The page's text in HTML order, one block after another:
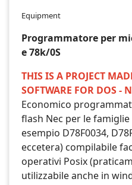
Equipment
Programmatore per
e 78k/0S
THIS IS A PROJECT
SOFTWARE FOR DOS -
Economico
flash Nec per le famiglie
esempio D78F0034,
eccetera) compilabile
operativi Posix
utilizzabile anche in